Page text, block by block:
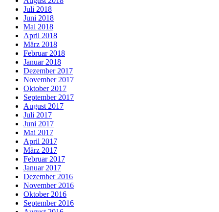
Juli 2018
Juni 2018
Mai 2018
April 2018
März 2018
Februar 2018
Januar 2018
Dezember 2017
November 2017
Oktober 2017
September 2017
August 2017
Juli 2017
Juni 2017
Mai 2017
April 2017
März 2017
Februar 2017
Januar 2017
Dezember 2016
November 2016
Oktober 2016
September 2016